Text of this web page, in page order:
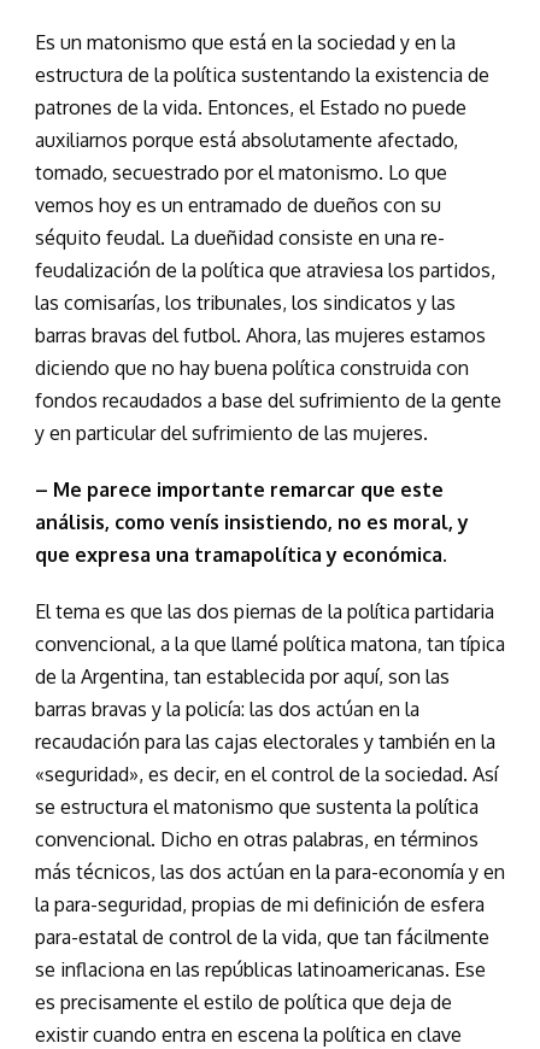
Es un matonismo que está en la sociedad y en la
estructura de la política sustentando la existencia de
patrones de la vida. Entonces, el Estado no puede
auxiliarnos porque está absolutamente afectado,
tomado, secuestrado por el matonismo. Lo que
vemos hoy es un entramado de dueños con su
séquito feudal. La dueñidad consiste en una re-
feudalización de la política que atraviesa los partidos,
las comisarías, los tribunales, los sindicatos y las
barras bravas del futbol. Ahora, las mujeres estamos
diciendo que no hay buena política construida con
fondos recaudados a base del sufrimiento de la gente
y en particular del sufrimiento de las mujeres.
– Me parece importante remarcar que este
análisis, como venís insistiendo, no es moral, y
que expresa una tramapolítica y económica.
El tema es que las dos piernas de la política partidaria
convencional, a la que llamé política matona, tan típica
de la Argentina, tan establecida por aquí, son las
barras bravas y la policía: las dos actúan en la
recaudación para las cajas electorales y también en la
«seguridad», es decir, en el control de la sociedad. Así
se estructura el matonismo que sustenta la política
convencional. Dicho en otras palabras, en términos
más técnicos, las dos actúan en la para-economía y en
la para-seguridad, propias de mi definición de esfera
para-estatal de control de la vida, que tan fácilmente
se inflaciona en las repúblicas latinoamericanas. Ese
es precisamente el estilo de política que deja de
existir cuando entra en escena la política en clave